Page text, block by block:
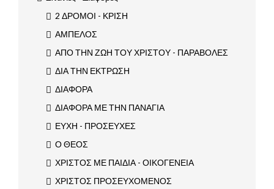
2 ΔΡΟΜΟΙ - ΚΡΙΣΗ
ΑΜΠΕΛΟΣ
ΑΠΟ ΤΗΝ ΖΩΗ ΤΟΥ ΧΡΙΣΤΟΥ - ΠΑΡΑΒΟΛΕΣ
ΔΙΑ ΤΗΝ ΕΚΤΡΩΣΗ
ΔΙΑΦΟΡΑ
ΔΙΑΦΟΡΑ ΜΕ ΤΗΝ ΠΑΝΑΓΙΑ
ΕΥΧΗ - ΠΡΟΣΕΥΧΕΣ
Ο ΘΕΟΣ
ΧΡΙΣΤΟΣ ΜΕ ΠΑΙΔΙΑ - ΟΙΚΟΓΕΝΕΙΑ
ΧΡΙΣΤΟΣ ΠΡΟΣΕΥΧΟΜΕΝΟΣ